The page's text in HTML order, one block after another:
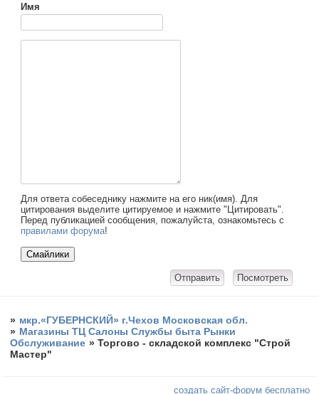
Имя
Для ответа собеседнику нажмите на его ник(имя). Для
цитирования выделите цитируемое и нажмите "Цитировать".
Перед публикацией сообщения, пожалуйста, ознакомьтесь с
правилами форума!
» мкр.«ГУБЕРНСКИЙ» г.Чехов Московская обл.
» Магазины ТЦ Салоны Службы быта Рынки
Обслуживание »Торгово - складской комплекс "Строй
Мастер"
создать сайт-форум бесплатно